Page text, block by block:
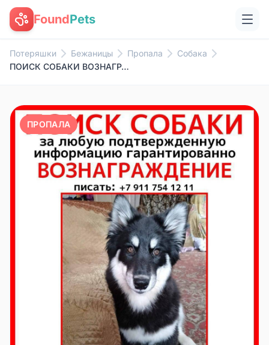
FoundPets
Потеряшки Бежаницы Пропала
Собака
ПОИСК СОБАКИ ВОЗНАГРАЖДЕНИЕ 30...
ПРОПАЛА